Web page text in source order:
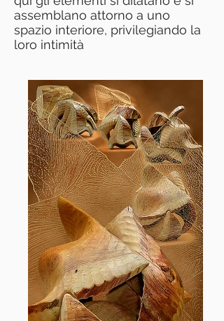
assemblano attorno a uno
spazio interiore, privilegiando la
loro intimità